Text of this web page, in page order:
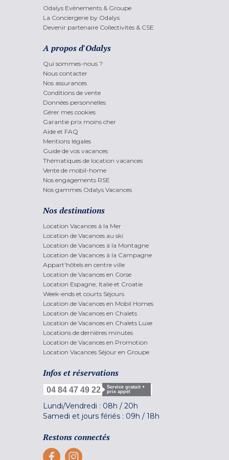
Odalys Evènements & Groupe
La Conciergerie by Odalys
Devenir partenaire Collectivités & CSE
A propos d'Odalys
Qui sommes-nous ?
Nous contacter
Nos assurances
Conditions de vente
Données personnelles
Gérer mes cookies
Garantie prix moins cher
Aide et FAQ
Mentions légales
Guide de vos vacances
Thématiques de location vacances
Vente de mobil-home
Nos engagements RSE
Nos gammes Odalys Vacances
Nos destinations
Location Vacances à la Mer
Location de Vacances au ski
Location de Vacances à la Montagne
Location de Vacances à la Campagne
Appart'hôtels en centre ville
Location de Vacances en Corse
Location Espagne, Italie et Croatie
Week-ends et courts Séjours
Location de Vacances en Mobil Homes
Location de Vacances en Chalets
Location de Vacances en Chalets Luxe
Locations de dernières minutes
Location de Vacances en Promotion
Location Vacances Séjour en Groupe
Infos et réservations
04 84 47 49 22
Service gratuit +
prix appel
Lundi/Vendredi : 08h / 20h
Samedi et jours fériés : 09h / 18h
Restons connectés